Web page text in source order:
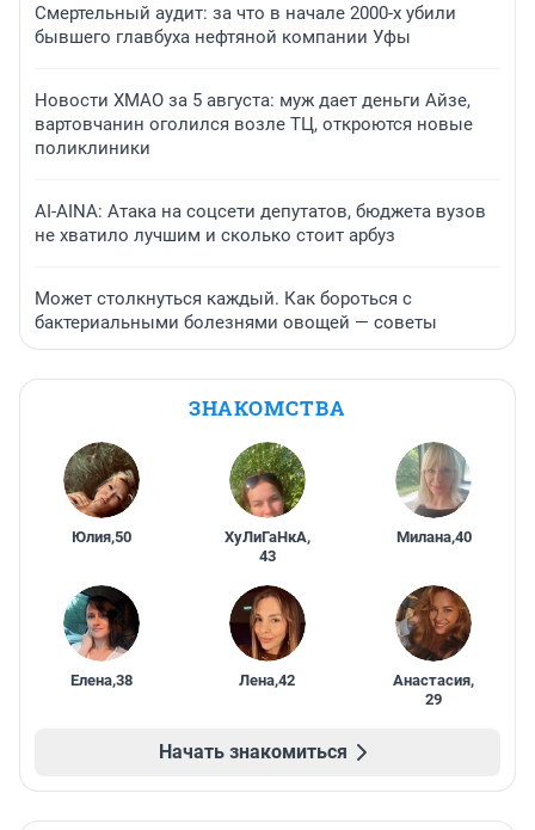
Смертельный аудит: за что в начале 2000-х убили
бывшего главбуха нефтяной компании Уфы
Новости ХМАО за 5 августа: муж дает деньги Айзе,
вартовчанин оголился возле ТЦ, откроются новые
поликлиники
AI-AINA: Атака на соцсети депутатов, бюджета вузов
не хватило лучшим и сколько стоит арбуз
Может столкнуться каждый. Как бороться с
бактериальными болезнями овощей — советы
ЗНАКОМСТВА
Юлия,50 ХуЛиГаНкА,
43
Милана,40
Елена,38 Лена,42 Анастасия,
29
Начать знакомиться